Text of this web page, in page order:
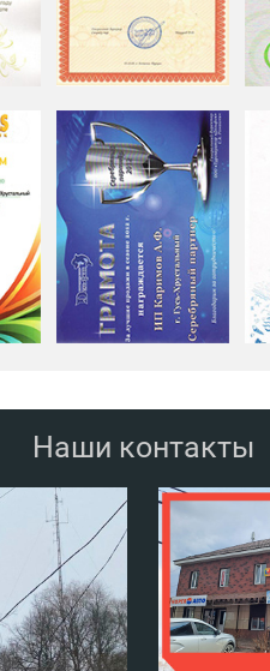
Наши контакты